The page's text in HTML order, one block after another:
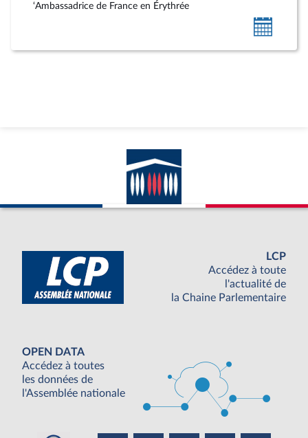
‘Ambassadrice de France en Érythrée
au
LCP
Accédez à toute
l'actualité de
la Chaine Parlementaire
OPEN DATA
Accédez à toutes
les données de
l'Assemblée nationale